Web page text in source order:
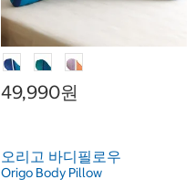
49,990원
오리고 바디필로우
Origo Body Pillow